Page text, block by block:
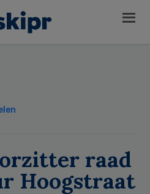
raad
Hoogstraat